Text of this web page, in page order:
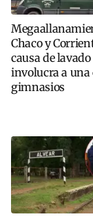
Chaco y
causa de lavado
involucra a una
gimnasios